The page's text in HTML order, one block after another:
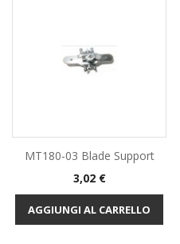
MT180-03 Blade Support
Prezzo
3,02 €
AGGIUNGI AL CARRELLO